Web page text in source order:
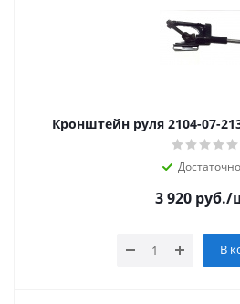
Кронштейн руля 2104-07-
Достаточно
3 920 руб./
В